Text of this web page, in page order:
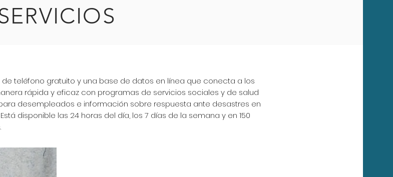
de teléfono gratuito y una base de datos en línea que conecta a los
rápida y eficaz con programas de servicios sociales y de salud
desempleados e información sobre respuesta ante desastres en
disponible las 24 horas del día, los 7 días de la semana y en 150